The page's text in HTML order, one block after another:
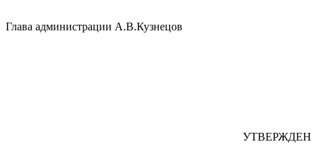
Глава администрации А.В.Кузнецов
УТВЕРЖДЕН